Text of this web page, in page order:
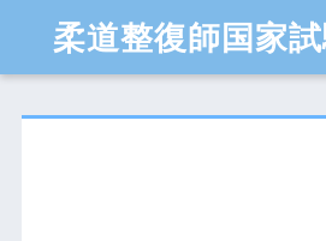
柔道整復師国家